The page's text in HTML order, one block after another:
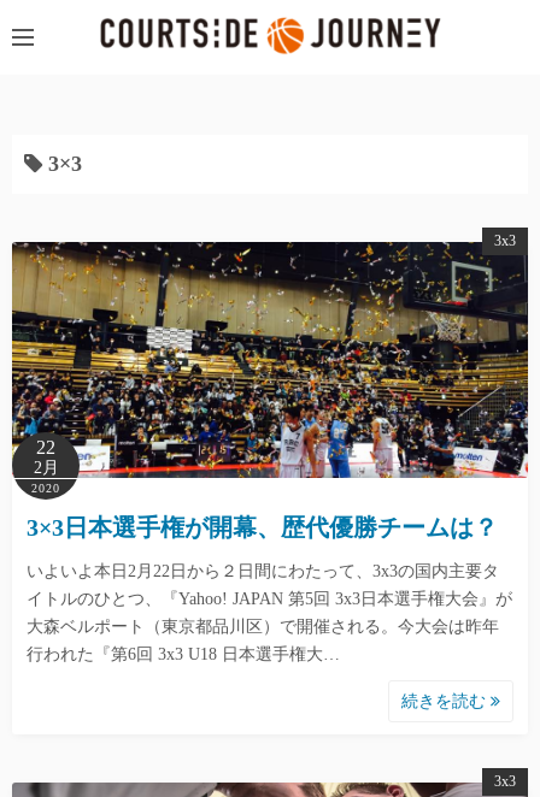
ン
ッ
3×3
3x3
22
2月
2020
3×3日本選手権が開幕、歴代優勝チームは？
いよいよ本日2月22日から２日間にわたって、3x3の国内主要タ
イトルのひとつ、『Yahoo! JAPAN 第5回 3x3日本選手権大会』が
大森ベルポート（東京都品川区）で開催される。今大会は昨年
行われた『第6回 3x3 U18 日本選手権大…
続きを読む
3x3